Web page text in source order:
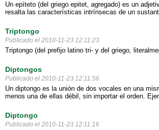
Un epíteto (del griego epitet, agregado) es un
resalta las características intrínsecas de un
Triptongo
Publicado el 2010-11-23 12:11:23
Triptongo (del prefijo latino tri- y del griego,
Diptongos
Publicado el 2010-11-23 12:11:56
Un diptongo es la unión de dos vocales en una
menos una de ellas débil, sin importar el orden.
Diptongo
Publicado el 2010-11-23 12:11:16